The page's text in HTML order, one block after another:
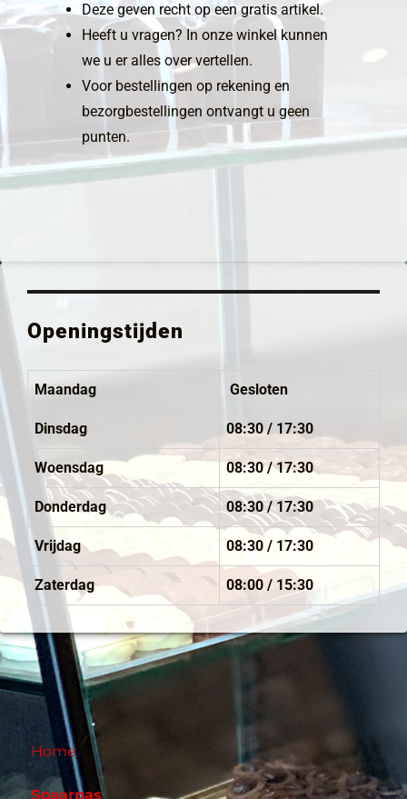
Deze geven recht op een gratis artikel.
Heeft u vragen? In onze winkel kunnen
we u er alles over vertellen.
Voor bestellingen op rekening en
bezorgbestellingen ontvangt u geen
punten.
Openingstijden
Maandag Gesloten
Dinsdag 08:30 / 17:30
Woensdag 08:30 / 17:30
Donderdag 08:30 / 17:30
Vrijdag 08:30 / 17:30
Zaterdag 08:00 / 15:30
Home
Spaarpas